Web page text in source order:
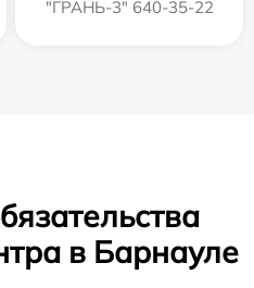
"ГРАНЬ-3" 640-35-22
в Барнауле